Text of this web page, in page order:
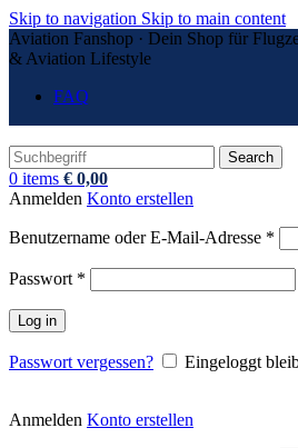
Skip to navigation Skip to main content
Aviation Fanshop · Dein Shop für
& Aviation Lifestyle
FAQ
Search
0 items € 0,00
Anmelden Konto erstellen
Benutzername oder E-Mail-Adresse *
Passwort *
Log in
Passwort vergessen? Eingeloggt
Anmelden Konto erstellen